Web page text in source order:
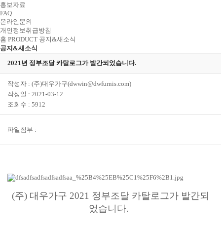
홍보자료
FAQ
온라인문의
개인정보취급방침
홈 PRODUCT 공지&새소식
공지&새소식
2021년 정부조달 카탈로그가 발간되었습니다.
작성자 : (주)대우가구(dwwin@dwfurnis.com)
작성일 : 2021-03-12
조회수 : 5912
파일첨부 :
(주) 대우가구 2021 정부조달 카탈로그가 발간되
었습니다.